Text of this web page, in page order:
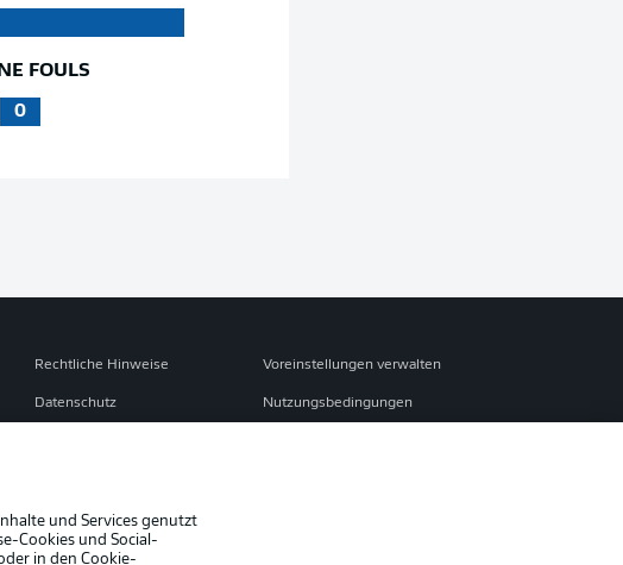
FOULS
0
Rechtliche Hinweise Voreinstellungen verwalten
Datenschutz Nutzungsbedingungen
Spieler
AGB
und Services genutzt
Cookies und Social-
in den Cookie-